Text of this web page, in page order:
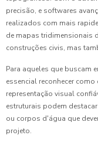
precisão, e softwares
realizados com mais
de mapas tridimensionais
construções civis, mas
Para aqueles que buscam
essencial reconhecer
representação visual
estruturais podem
ou corpos d'água que
projeto.